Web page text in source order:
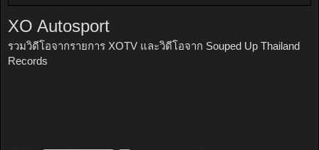
XO Autosport
รวมวิดีโอจากรายการ XOTV และวิดีโอจาก Souped Up Thailand
Records